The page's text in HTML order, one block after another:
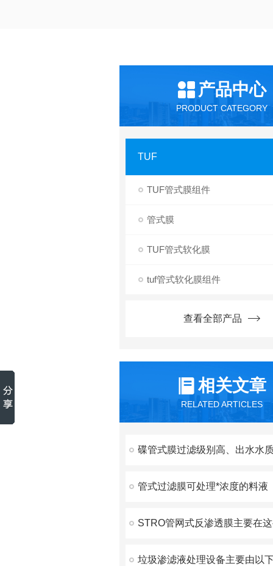
产品中心
PRODUCT CATEGORY
TUF
TUF管式膜组件
管式膜
TUF管式软化膜
tuf管式软化膜组件
查看全部产品
相关文章
RELATED ARTICLES
管式过滤膜可处理*浓度的料液